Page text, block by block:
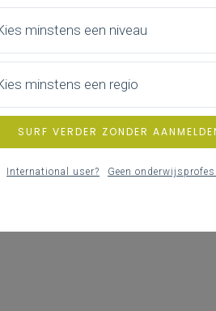
Projectfinanciering
minstens een niveau
minstens een regio
SURF VERDER ZONDER
International user? Geen